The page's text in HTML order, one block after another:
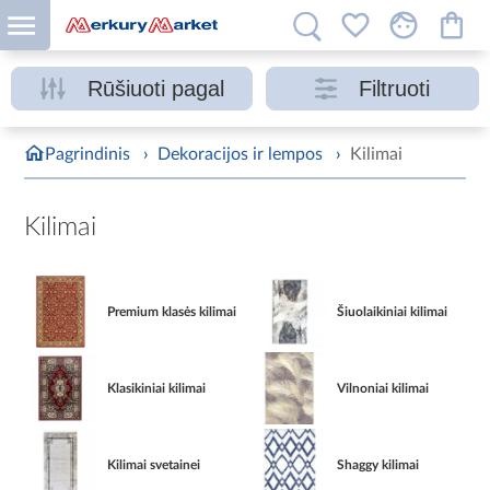
Rūšiuoti pagal Filtruoti
Pagrindinis › Dekoracijos ir lempos › Kilimai
Kilimai
Premium klasės kilimai Šiuolaikiniai kilimai
Klasikiniai kilimai Vilnoniai kilimai
Kilimai svetainei Shaggy kilimai